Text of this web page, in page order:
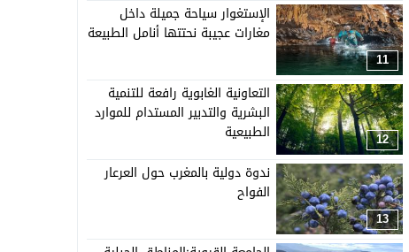
11
الإستغوار سياحة جميلة داخل
مغارات عجيبة نحتتها أنامل الطبيعة
12
التعاونية الغابوية رافعة للتنمية
البشرية والتدبير المستدام للموارد
الطبيعية
13
ندوة دولية بالمغرب حول العرعار
الفواح